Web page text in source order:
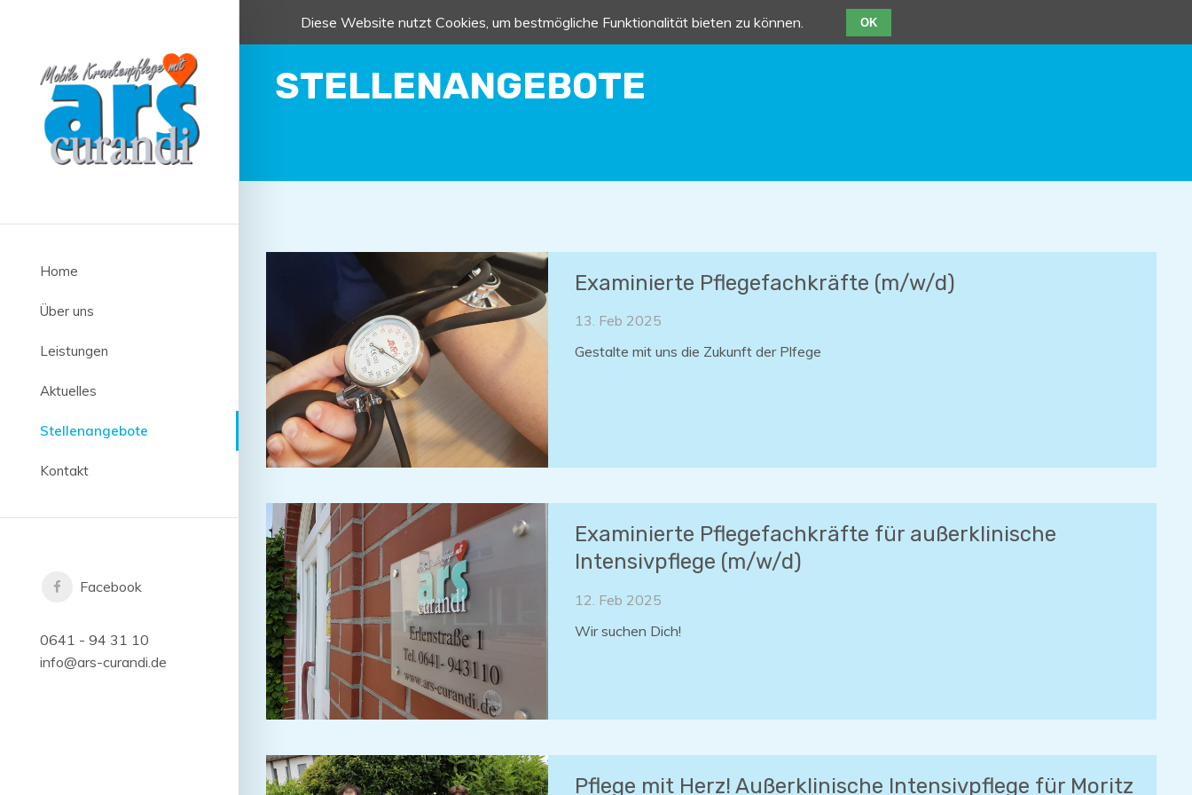
Home
Über uns
Leistungen
Aktuelles
Stellenangebote
Kontakt
Facebook
0641 - 94 31 10
info@ars-curandi.de
STELLENANGEBOTE
Examinierte Pflegefachkräfte (m/w/d)
13. Feb 2025
Gestalte mit uns die Zukunft der Plfege
Examinierte Pflegefachkräfte für außerklinische
Intensivpflege (m/w/d)
12. Feb 2025
Wir suchen Dich!
Pflege mit Herz! Außerklinische Intensivpflege für Moritz
Diese Website nutzt Cookies, um bestmögliche Funktionalität bieten zu können. OK